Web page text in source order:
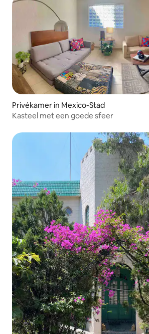
Privékamer in Mexico-Stad
Kasteel met een goede sfeer